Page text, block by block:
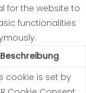
for the website to
functionalities
Beschreibung
cookie is set by